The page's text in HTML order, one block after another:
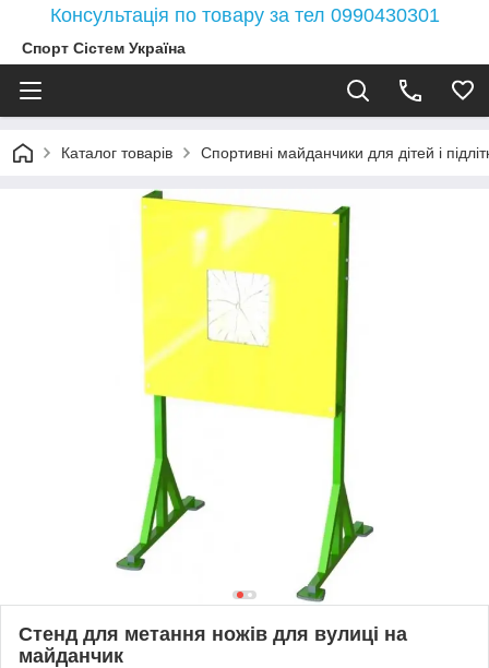
Консультація по товару за тел 0990430301
Спорт Сістем Україна
Каталог товарів Спортивні майданчики для дітей і
Стенд для метання ножів для вулиці на
майданчик